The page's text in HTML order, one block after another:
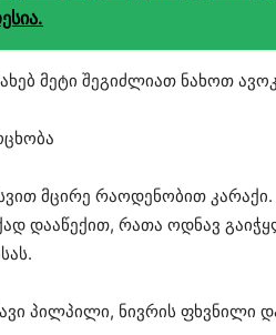
მეტი შეგიძლიათ ნახოთ
მცირე რაოდენობით
დააწექით, რათა ოდნავ
პილპილი, ნივრის ფხვნილი